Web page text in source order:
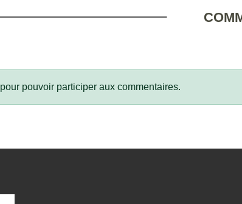
pour pouvoir participer aux commentaires.